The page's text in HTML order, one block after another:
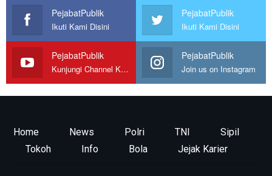
PejabatPublik
Ikuti Kami Disini
PejabatPublik
Ikuti Kami Disini
PejabatPublik
Kunjungi Channel Kami
PejabatPublik
Join us on Instagram
Home News Polri TNI
Sipil
Tokoh
Info Bola Jejak Karier